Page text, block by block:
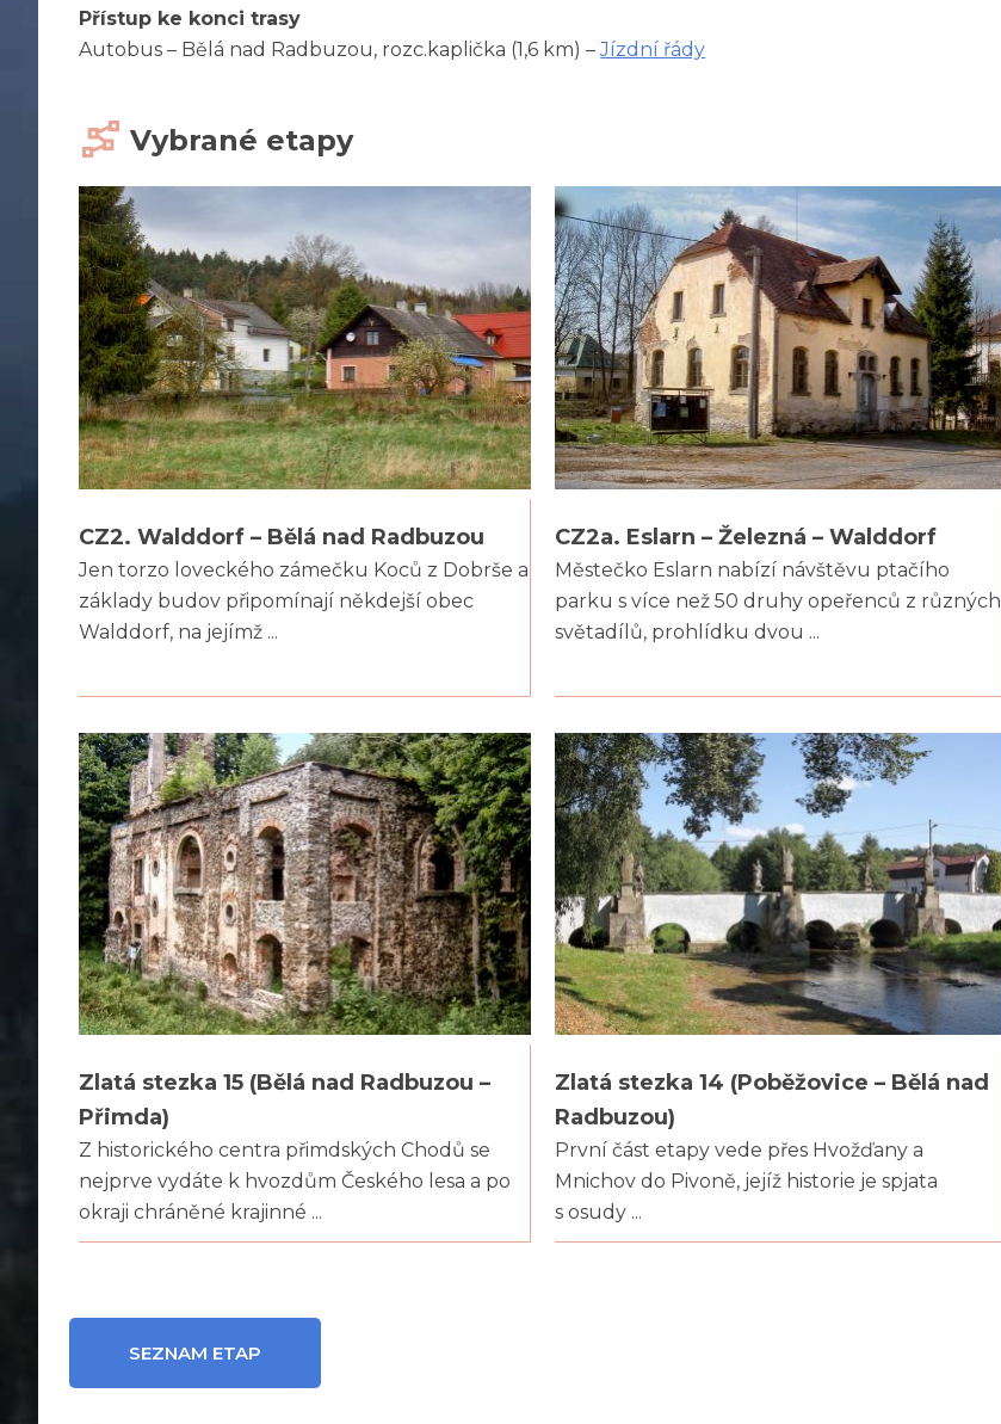
Přístup ke konci trasy
Autobus – Bělá nad Radbuzou, rozc.kaplička (1,6 km) –Jízdní řády
Vybrané etapy
CZ2. Walddorf – Bělá nad Radbuzou
Jen torzo loveckého zámečku Koců z Dobrše a
základy budov připomínají někdejší obec
Walddorf, na jejímž ...
CZ2a. Eslarn – Železná – Walddorf
Městečko Eslarn nabízí návštěvu ptačího
parku s více než 50 druhy opeřenců z různých
světadílů, prohlídku dvou ...
Zlatá stezka 15 (Bělá nad Radbuzou –
Přimda)
Z historického centra přimdských Chodů se
nejprve vydáte k hvozdům Českého lesa a po
okraji chráněné krajinné ...
Zlatá stezka 14 (Poběžovice – Bělá nad
Radbuzou)
První část etapy vede přes Hvožďany a
Mnichov do Pivoně, jejíž historie je spjata
s osudy ...
SEZNAM ETAP